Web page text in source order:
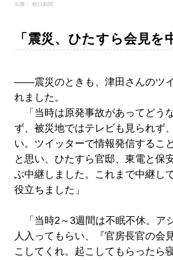
出典： 朝日新聞
「震災、ひたすら会見を
――震災のときも、津田さんのツ
れました。
「当時は原発事故があってどう
ず、被災地ではテレビも見られず
い。ツイッターで情報発信するこ
と思い、ひたすら官邸、東電と保
ぶ中継しました。これまで中継し
役立ちました」
「当時2～3週間は不眠不休。ア
人入ってもらい、『官房長官の会
こしてくれ。起こしてもらったら